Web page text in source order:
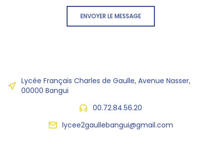
ENVOYER LE MESSAGE
Lycée Français Charles de Gaulle, Avenue Nasser,
00000 Bangui
00.72.84.56.20
lycee2gaullebangui@gmail.com